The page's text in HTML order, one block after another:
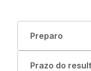
Preparo
Prazo do